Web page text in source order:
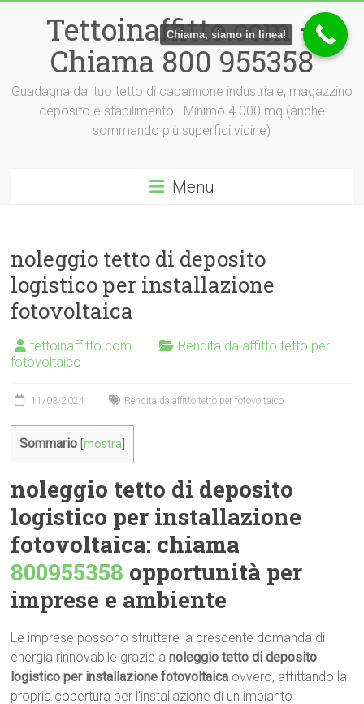
contenutoTettoinaffitto.com –
Chiama 800 955358
Guadagna dal tuo tetto di capannone industriale, magazzino
deposito e stabilimento · Minimo 4.000 mq (anche
sommando più superfici vicine)
Menu
noleggio tetto di deposito
logistico per installazione
fotovoltaica
tettoinaffitto.com
Rendita da affitto tetto per
fotovoltaico
11/03/2024 Rendita da affitto tetto per fotovoltaico
Sommario [mostra
noleggio tetto di deposito
logistico per installazione
fotovoltaica: chiama
800955358 opportunità per
imprese e ambiente
Le imprese possono sfruttare la crescente domanda di
energia rinnovabile grazie anoleggio tetto di deposito
logistico per installazione fotovoltaica ovvero, affittando la
propria copertura per l’installazione di un impianto
Chiama, siamo in linea!